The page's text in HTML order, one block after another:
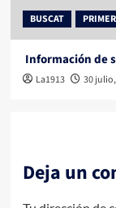
BUSCAT
Información de
La1913 30
Deja un